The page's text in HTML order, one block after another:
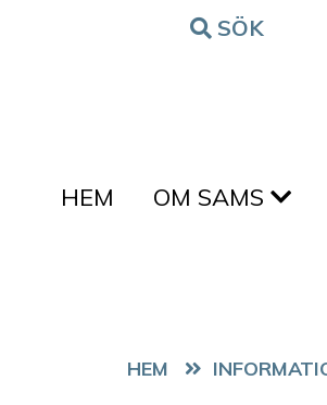
Hoppa till innehålletSÖK
HEM OM SAMS
HEM